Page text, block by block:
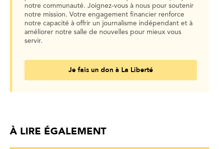
notre communauté. Joignez-vous à nous pour soutenir
notre mission. Votre engagement financier renforce
notre capacité à offrir un journalisme indépendant et à
améliorer notre salle de nouvelles pour mieux vous
servir.
Je fais un don à La Liberté
À LIRE ÉGALEMENT